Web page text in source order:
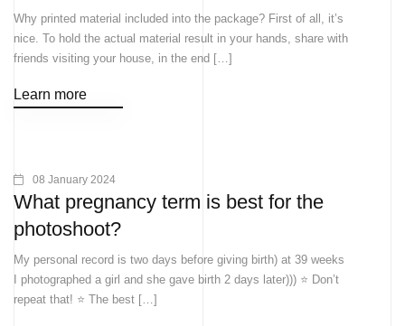
Why printed material included into the package? First of all, it’s
nice. To hold the actual material result in your hands, share with
friends visiting your house, in the end […]
Learn more
08 January 2024
What pregnancy term is best for the
photoshoot?
My personal record is two days before giving birth) at 39 weeks
I photographed a girl and she gave birth 2 days later))) ⭐ Don’t
repeat that! ⭐ The best […]